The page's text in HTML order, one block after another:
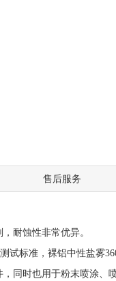
售后服务
耐蚀性非常优异。
试标准，裸铝中性盐雾
同时也用于粉末喷涂、